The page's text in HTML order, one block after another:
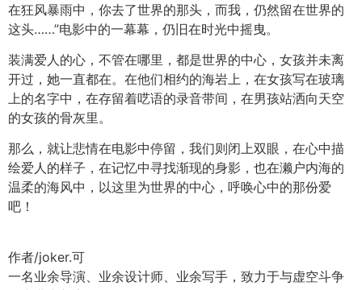
在狂风暴雨中，你去了世界的那头，而我，仍然留在世界的
这头……”电影中的一幕幕，仍旧在时光中摇曳。
装满爱人的心，不管在哪里，都是世界的中心，女孩并未离
开过，她一直都在。在他们相约的海岩上，在女孩写在玻璃
上的名字中，在存留着呓语的录音带间，在男孩站洒向天空
的女孩的骨灰里。
那么，就让悲情在电影中停留，我们则闭上双眼，在心中描
绘爱人的样子，在记忆中寻找渐现的身影，也在濑户内海的
温柔的海风中，以这里为世界的中心，呼唤心中的那份爱
吧！
作者/joker.可
一名业余导演、业余设计师、业余写手，致力于与虚空斗争